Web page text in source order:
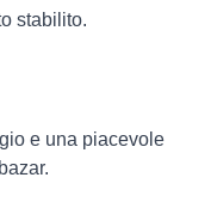
stabilito.
e una piacevole